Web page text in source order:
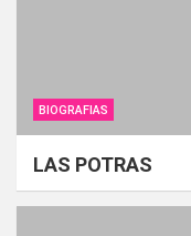
BIOGRAFIAS
LAS POTRAS